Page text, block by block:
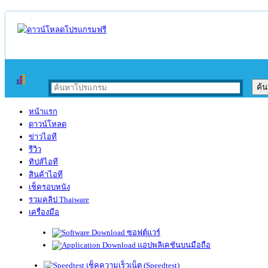
หน้าแรก
ดาวน์โหลด
ข่าวไอที
รีวิว
ทิปส์ไอที
สินค้าไอที
เช็ครอบหนัง
รวมคลิป Thaiware
เครื่องมือ
ซอฟต์แวร์
แอปพลิเคชันบนมือถือ
เช็คความเร็วเน็ต (Speedtest)